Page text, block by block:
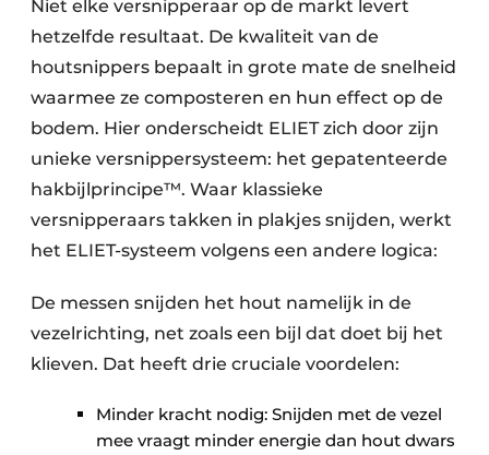
Niet elke versnipperaar op de markt levert
hetzelfde resultaat. De kwaliteit van de
houtsnippers bepaalt in grote mate de snelheid
waarmee ze composteren en hun effect op de
bodem. Hier onderscheidt ELIET zich door zijn
unieke versnippersysteem: het gepatenteerde
hakbijlprincipe™. Waar klassieke
versnipperaars takken in plakjes snijden, werkt
het ELIET-systeem volgens een andere logica:
De messen snijden het hout namelijk in de
vezelrichting, net zoals een bijl dat doet bij het
klieven. Dat heeft drie cruciale voordelen:
Minder kracht nodig: Snijden met de vezel
mee vraagt minder energie dan hout dwars